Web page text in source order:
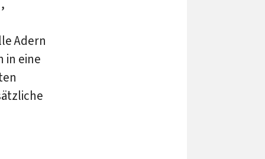
Adern
in eine